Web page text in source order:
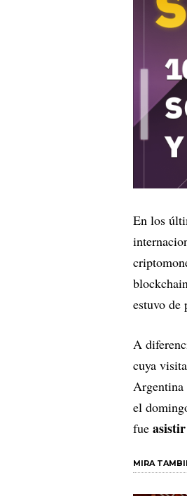
En los
estuvo de
A
cuya
Argentina
el
fue
MIRA